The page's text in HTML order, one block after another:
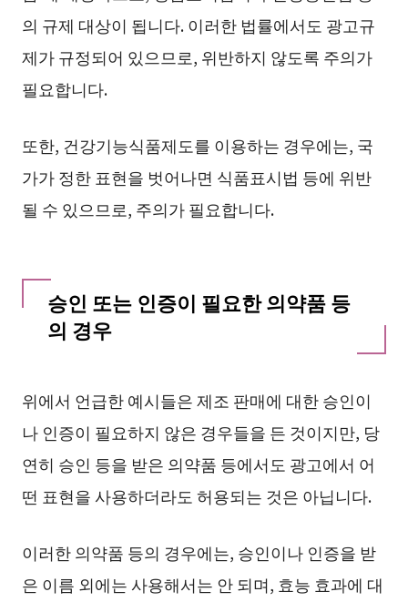
의 규제 대상이 됩니다. 이러한 법률에서도 광고규
제가 규정되어 있으므로, 위반하지 않도록 주의가
필요합니다.
또한, 건강기능식품제도를 이용하는 경우에는, 국
가가 정한 표현을 벗어나면 식품표시법 등에 위반
될 수 있으므로, 주의가 필요합니다.
승인 또는 인증이 필요한 의약품 등
의 경우
위에서 언급한 예시들은 제조 판매에 대한 승인이
나 인증이 필요하지 않은 경우들을 든 것이지만, 당
연히 승인 등을 받은 의약품 등에서도 광고에서 어
떤 표현을 사용하더라도 허용되는 것은 아닙니다.
이러한 의약품 등의 경우에는, 승인이나 인증을 받
은 이름 외에는 사용해서는 안 되며, 효능 효과에 대